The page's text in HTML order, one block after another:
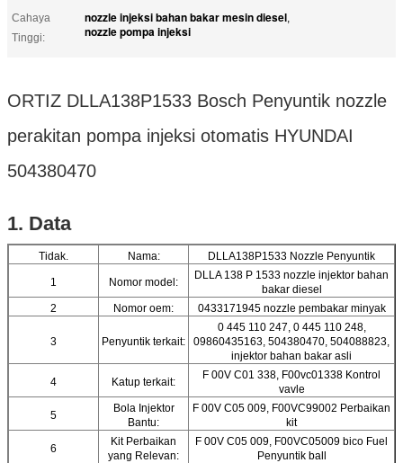
Cahaya
Tinggi:
nozzle injeksi bahan bakar mesin diesel,
nozzle pompa injeksi
ORTIZ DLLA138P1533 Bosch Penyuntik nozzle
perakitan pompa injeksi otomatis HYUNDAI
504380470
1. Data
Tidak. Nama: DLLA138P1533 Nozzle Penyuntik
1 Nomor model:
DLLA 138 P 1533 nozzle injektor bahan
bakar diesel
2
Nomor oem: 0433171945 nozzle pembakar minyak
3 Penyuntik terkait:
0 445 110 247, 0 445 110 248,
09860435163, 504380470, 504088823,
injektor bahan bakar asli
4 Katup terkait:
F 00V C01 338, F00vc01338 Kontrol
vavle
5
Bola Injektor
Bantu:
F 00V C05 009, F00VC99002 Perbaikan
kit
6
Kit Perbaikan
yang Relevan:
F 00V C05 009, F00VC05009 bico Fuel
Penyuntik ball